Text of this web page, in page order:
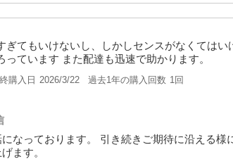
ぎてもいけないし、しかしセンスがなくては
っています また配達も迅速で助かります。
購入日 2026/3/22 過去1年の購入回数 1回
なっております。 引き続きご期待に沿える様
ます。